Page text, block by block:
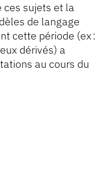
ces sujets et la
de langage
cette période (ex :
dérivés) a
au cours du